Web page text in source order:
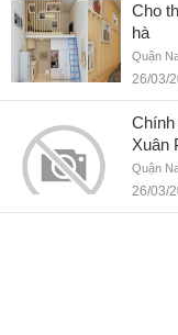
Cho
hà
Quận
26/03/
Chính
Xuân
Quận
26/03/